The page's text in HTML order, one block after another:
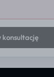
konsultację